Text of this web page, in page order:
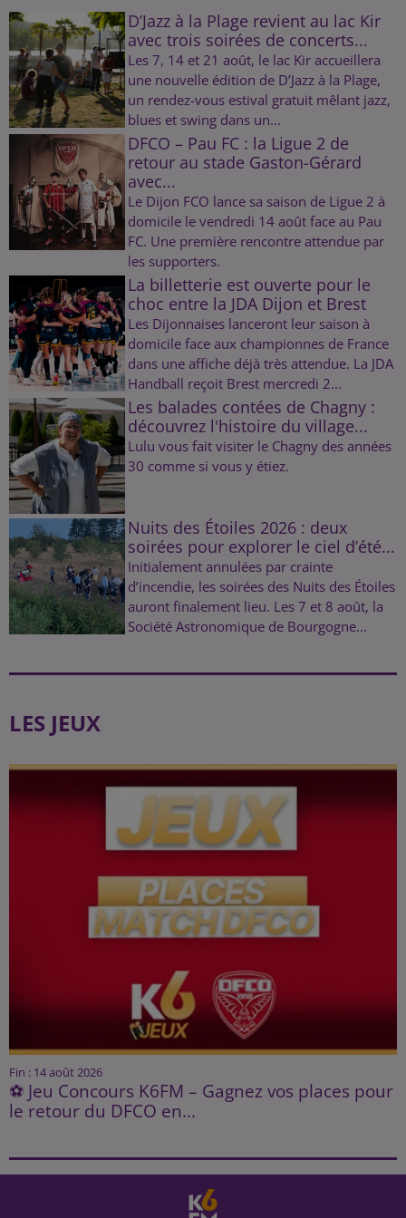
D’Jazz à la Plage revient au lac Kir
avec trois soirées de concerts...
Les 7, 14 et 21 août, le lac Kir accueillera
une nouvelle édition de D’Jazz à la Plage,
un rendez-vous estival gratuit mêlant jazz,
blues et swing dans un...
DFCO – Pau FC : la Ligue 2 de
retour au stade Gaston-Gérard
avec...
Le Dijon FCO lance sa saison de Ligue 2 à
domicile le vendredi 14 août face au Pau
FC. Une première rencontre attendue par
les supporters.
La billetterie est ouverte pour le
choc entre la JDA Dijon et Brest
Les Dijonnaises lanceront leur saison à
domicile face aux championnes de France
dans une affiche déjà très attendue. La JDA
Handball reçoit Brest mercredi 2...
Les balades contées de Chagny :
découvrez l'histoire du village...
Lulu vous fait visiter le Chagny des années
30 comme si vous y étiez.
Nuits des Étoiles 2026 : deux
soirées pour explorer le ciel d’été...
Initialement annulées par crainte
d’incendie, les soirées des Nuits des Étoiles
auront finalement lieu. Les 7 et 8 août, la
Société Astronomique de Bourgogne...
LES JEUX
Fin : 14 août 2026
⚽ Jeu Concours K6FM – Gagnez vos places pour
le retour du DFCO en...